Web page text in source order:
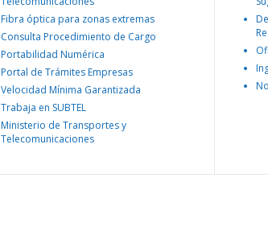
Fibra óptica para zonas extremas
Consulta Procedimiento de Cargo
Portabilidad Numérica
Portal de Trámites Empresas
Velocidad Mínima Garantizada
Trabaja en SUBTEL
Ministerio de Transportes y
Telecomunicaciones